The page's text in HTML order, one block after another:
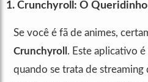
1. Crunchyroll : O
Se você é fã de animes,
Crunchyroll . Este aplicativo
quando se trata de streaming